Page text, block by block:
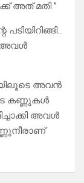
അത് മതി ”
അവൾ
അവൻ
കണ്ണുകൾ
അവൾ